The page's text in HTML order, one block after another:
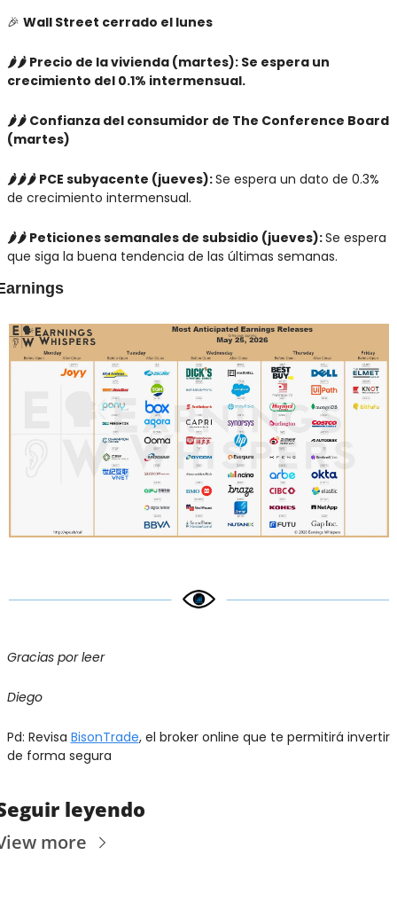
🎉 Wall Street cerrado el lunes
🌶️🌶️ Precio de la vivienda (martes): Se espera un
crecimiento del 0.1% intermensual.
🌶️🌶️ Confianza del consumidor de The Conference Board
(martes)
🌶️🌶️🌶️ PCE subyacente (jueves): Se espera un dato de 0.3%
de crecimiento intermensual.
🌶️🌶️ Peticiones semanales de subsidio (jueves): Se espera
que siga la buena tendencia de las últimas semanas.
Gracias por leer
Diego
Pd: Revisa BisonTrade, el broker online que te permitirá invertir
de forma segura
leyendo
more